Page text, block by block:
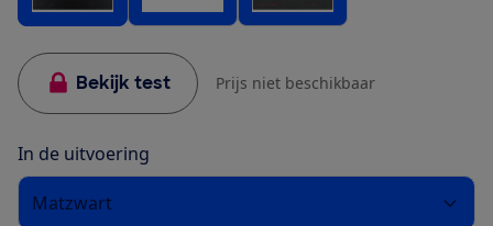
Bekijk test Prijs niet beschikbaar
In de uitvoering
Matzwart